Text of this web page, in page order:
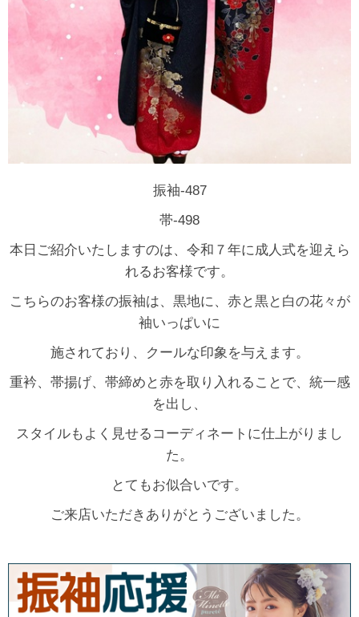
振袖-487
帯-498
本日ご紹介いたしますのは、令和７年に成人式を迎えら
れるお客様です。
こちらのお客様の振袖は、黒地に、赤と黒と白の花々が
袖いっぱいに
施されており、クールな印象を与えます。
重衿、帯揚げ、帯締めと赤を取り入れることで、統一感
を出し、
スタイルもよく見せるコーディネートに仕上がりまし
た。
とてもお似合いです。
ご来店いただきありがとうございました。